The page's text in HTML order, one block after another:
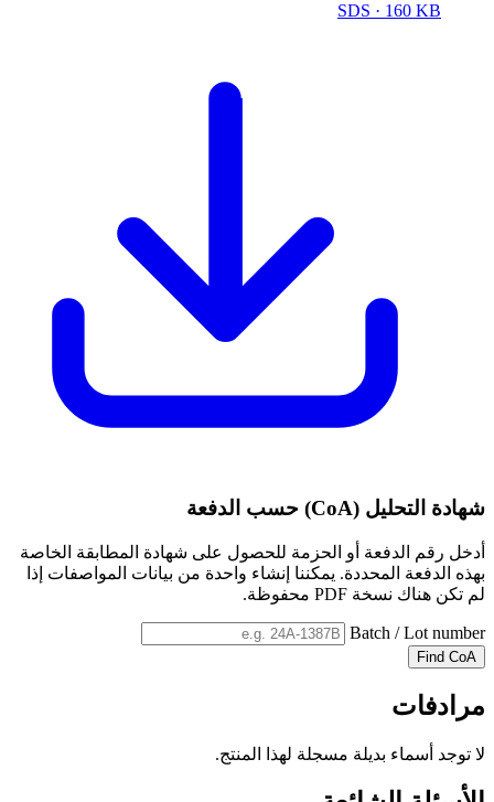
SDS · 160 KB
شهادة التحليل (CoA) حسب الدفعة
أدخل رقم الدفعة أو الحزمة للحصول على شهادة المطابقة الخاصة
بهذه الدفعة المحددة. يمكننا إنشاء واحدة من بيانات المواصفات إذا
لم تكن هناك نسخة PDF محفوظة.
Batch / Lot number
Find CoA
مرادفات
لا توجد أسماء بديلة مسجلة لهذا المنتج.